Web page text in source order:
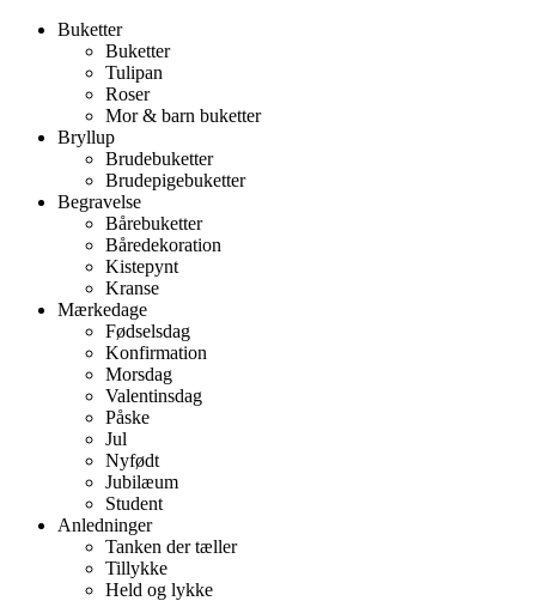
Buketter
Buketter
Tulipan
Roser
Mor & barn buketter
Bryllup
Brudebuketter
Brudepigebuketter
Begravelse
Bårebuketter
Båredekoration
Kistepynt
Kranse
Mærkedage
Fødselsdag
Konfirmation
Morsdag
Valentinsdag
Påske
Jul
Nyfødt
Jubilæum
Student
Anledninger
Tanken der tæller
Tillykke
Held og lykke